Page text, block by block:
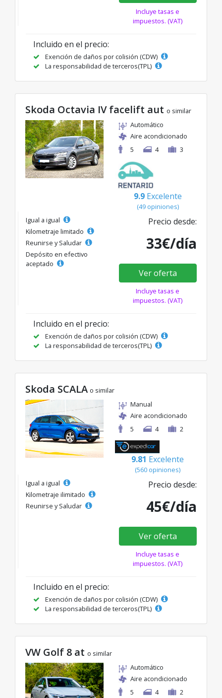
Incluye tasas e
impuestos. (VAT)
Incluido en el precio:
Exención de daños por colisión (CDW)
La responsabilidad de terceros(TPL)
Skoda Octavia IV facelift aut o similar
Automático
Aire acondicionado
5
4 3
9.9 Excelente
(49 opiniones)
Igual a igual
Kilometraje limitado
Reunirse y Saludar
Depósito en efectivo
aceptado
Precio desde:
33€/día
Ver oferta
Incluye tasas e
impuestos. (VAT)
Incluido en el precio:
Exención de daños por colisión (CDW)
La responsabilidad de terceros(TPL)
Skoda SCALA o similar
Manual
Aire acondicionado
5
4 2
9.81 Excelente
(560 opiniones)
Igual a igual
Kilometraje ilimitado
Reunirse y Saludar
Precio desde:
45€/día
Ver oferta
Incluye tasas e
impuestos. (VAT)
Incluido en el precio:
Exención de daños por colisión (CDW)
La responsabilidad de terceros(TPL)
VW Golf 8 at o similar
Automático
Aire acondicionado
5
4 2